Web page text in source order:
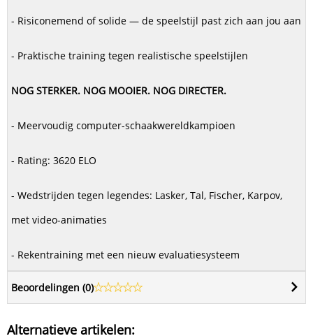
- Risiconemend of solide — de speelstijl past zich aan jou aan
- Praktische training tegen realistische speelstijlen
NOG STERKER. NOG MOOIER. NOG DIRECTER.
- Meervoudig computer-schaakwereldkampioen
- Rating: 3620 ELO
- Wedstrijden tegen legendes: Lasker, Tal, Fischer, Karpov,
met video-animaties
- Rekentraining met een nieuw evaluatiesysteem
Beoordelingen (0)
Alternatieve artikelen: